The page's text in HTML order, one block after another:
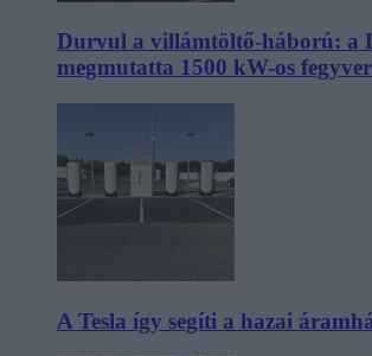
Durvul a villámtöltő-háború: a
megmutatta 1500 kW-os
A Tesla így segíti a hazai